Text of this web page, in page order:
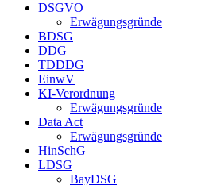
DSGVO
Erwägungsgründe
BDSG
DDG
TDDDG
EinwV
KI-Verordnung
Erwägungsgründe
Data Act
Erwägungsgründe
HinSchG
LDSG
BayDSG